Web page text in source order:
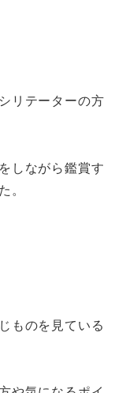
リテーターの方
しながら鑑賞す
。
ものを見ている